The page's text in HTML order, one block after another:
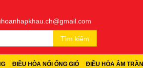
Tìm kiếm
ĐIỀU HÒA NỐI ỐNG GIÓ ĐIỀU HÒA ÂM TRẦN